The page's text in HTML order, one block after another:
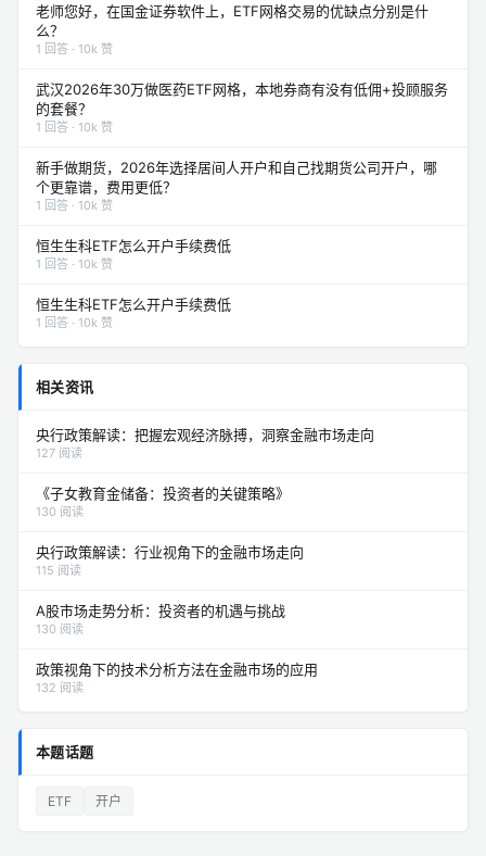
老师您好，在国金证券软件上，ETF网格交易的优缺点分别是什
么？
1 回答 · 10k 赞
武汉2026年30万做医药ETF网格，本地券商有没有低佣+投顾服务
的套餐？
1 回答 · 10k 赞
新手做期货，2026年选择居间人开户和自己找期货公司开户，哪
个更靠谱，费用更低？
1 回答 · 10k 赞
恒生生科ETF怎么开户手续费低
1 回答 · 10k 赞
恒生生科ETF怎么开户手续费低
1 回答 · 10k 赞
相关资讯
央行政策解读：把握宏观经济脉搏，洞察金融市场走向
127 阅读
《子女教育金储备：投资者的关键策略》
130 阅读
央行政策解读：行业视角下的金融市场走向
115 阅读
A股市场走势分析：投资者的机遇与挑战
130 阅读
政策视角下的技术分析方法在金融市场的应用
132 阅读
本题话题
ETF 开户